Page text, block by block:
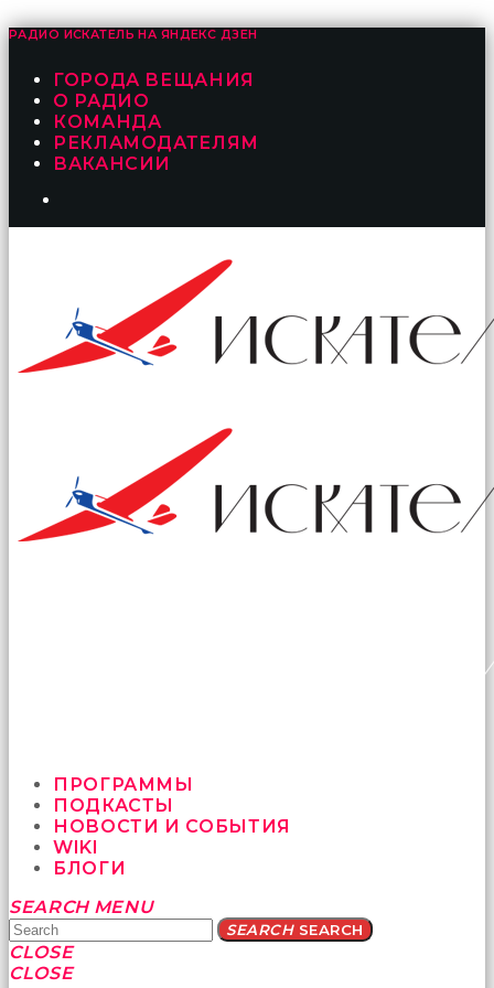
РАДИО ИСКАТЕЛЬ НА ЯНДЕКС ДЗЕН
ГОРОДА ВЕЩАНИЯ
О РАДИО
КОМАНДА
РЕКЛАМОДАТЕЛЯМ
ВАКАНСИИ
ПРОГРАММЫ
ПОДКАСТЫ
НОВОСТИ И СОБЫТИЯ
WIKI
БЛОГИ
Yatağa
bile
geçmeye
fırsat
SEARCH MENU
SEARCHSEARCH
CLOSE
CLOSE